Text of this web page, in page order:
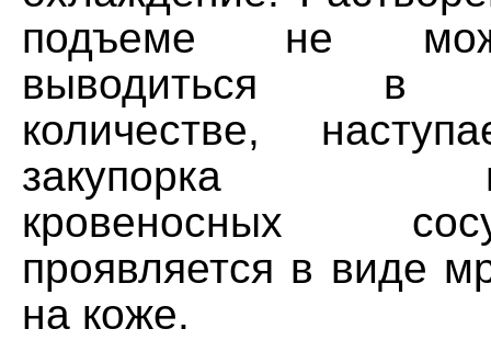
подъеме не
выводиться в
количестве,
закупорка
кровеносных
проявляется в виде
на коже.